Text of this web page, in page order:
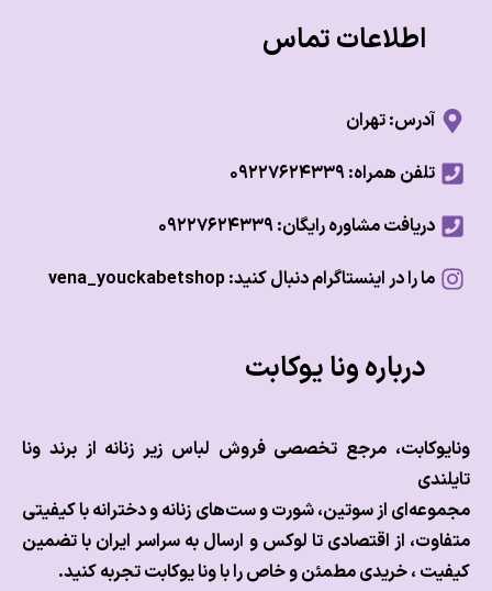
اطلاعات تماس
آدرس: تهران
تلفن همراه: ۰۹۲۲۷۶۲۴۳۳۹
دریافت مشاوره رایگان: ۰۹۲۲۷۶۲۴۳۳۹
ما را در اینستاگرام دنبال کنید: vena_youckabetshop
درباره ونا یوکابت
مرجع تخصصی فروش لباس زیر زنانه از برند ونا
از سوتین، شورت و ست‌های زنانه و دخترانه با کیفیتی
از اقتصادی تا لوکس وارسال به سراسر ایران با تضمین
، خریدی مطمئن و خاص را با ونا یوکابت تجربه کنید.